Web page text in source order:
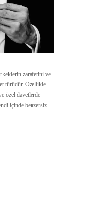
zarafetini ve
türüdür. Özellikle
özel davetlerde
içinde benzersiz